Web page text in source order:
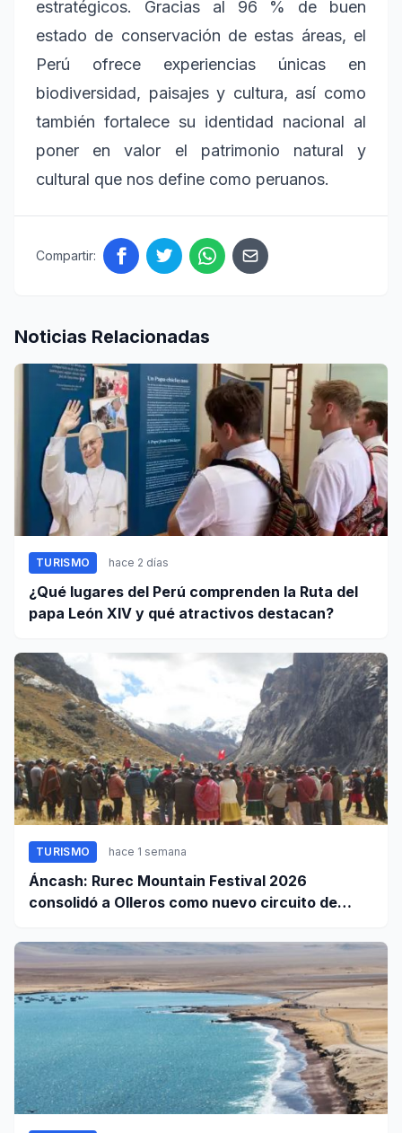
estratégicos. Gracias al 96 % de buen
estado de conservación de estas áreas, el
Perú ofrece experiencias únicas en
biodiversidad, paisajes y cultura, así como
también fortalece su identidad nacional al
poner en valor el patrimonio natural y
cultural que nos define como peruanos.
Compartir:
Noticias Relacionadas
TURISMO hace 2 días
¿Qué lugares del Perú comprenden la Ruta del
papa León XIV y qué atractivos destacan?
TURISMO hace 1 semana
Áncash: Rurec Mountain Festival 2026
consolidó a Olleros como nuevo circuito de